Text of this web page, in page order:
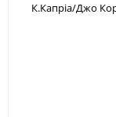
К.Капріа/Джо